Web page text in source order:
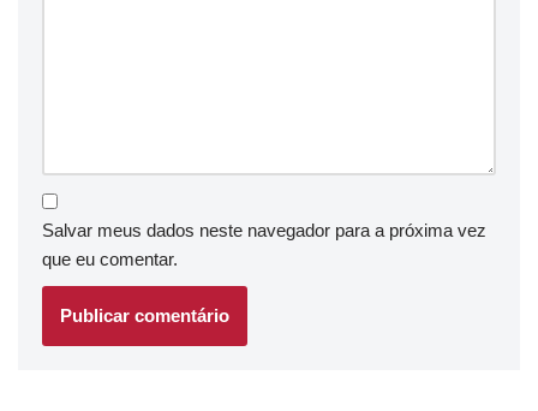
Salvar meus dados neste navegador para a próxima vez
que eu comentar.